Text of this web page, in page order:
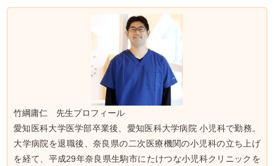
竹綱庸仁 先生プロフィール
愛知医科大学医学部卒業後、愛知医科大学病院 小児科で勤務。
大学病院を退職後、奈良県の二次医療機関の小児科の立ち上げ
を経て、平成29年奈良県生駒市にたけつな小児科クリニックを